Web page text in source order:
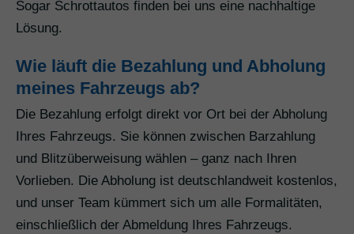
Sogar Schrottautos finden bei uns eine nachhaltige
Lösung.
Wie läuft die Bezahlung und Abholung
meines Fahrzeugs ab?
Die Bezahlung erfolgt direkt vor Ort bei der Abholung
Ihres Fahrzeugs. Sie können zwischen Barzahlung
und Blitzüberweisung wählen – ganz nach Ihren
Vorlieben. Die Abholung ist deutschlandweit kostenlos,
und unser Team kümmert sich um alle Formalitäten,
einschließlich der Abmeldung Ihres Fahrzeugs.